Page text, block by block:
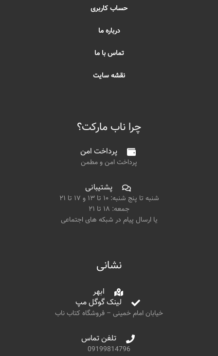
حساب کاربری
درباره ما
تماس با ما
نقشه سایت
چرا ناب مارکت؟
پرداخت امن
پرداخت امن و مطمن
پشتیبانی
شنبه تا پنج شنبه: ۱۰ تا ۱۳ و ۱۷ تا ۲۱
جمعه: ۱۸ تا ۲۱
یا ارسال پیام در شبکه های اجتماعی
نشانی
ابهر
لینک گوگل مپ
خیابان امام خمینی – فروشگاه کتاب ناب
تلفن تماس
09199814796